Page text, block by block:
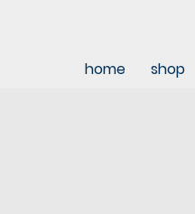
home shop